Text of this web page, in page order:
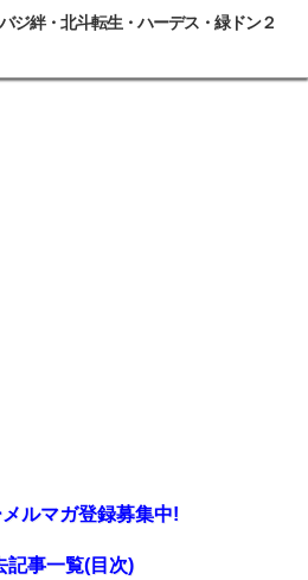
ジ絆・北斗転生・ハーデス・緑ドン２
ルマガ登録募集中!
記事一覧(目次)